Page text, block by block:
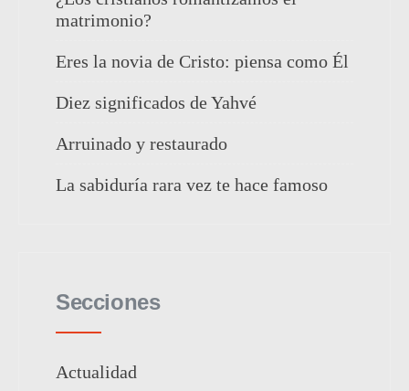
matrimonio?
Eres la novia de Cristo: piensa como Él
Diez significados de Yahvé
Arruinado y restaurado
La sabiduría rara vez te hace famoso
Secciones
Actualidad